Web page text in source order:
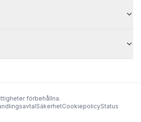
förbehållna.
SäkerhetCookiepolicyStatus